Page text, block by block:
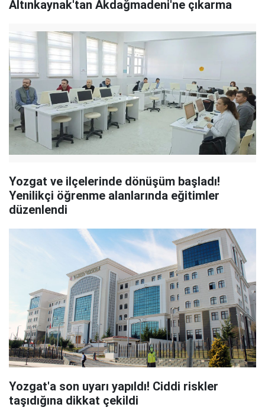
Altınkaynak'tan Akdağmadeni'ne çıkarma
Yozgat ve ilçelerinde dönüşüm başladı!
Yenilikçi öğrenme alanlarında eğitimler
düzenlendi
Yozgat'a son uyarı yapıldı! Ciddi riskler
taşıdığına dikkat çekildi